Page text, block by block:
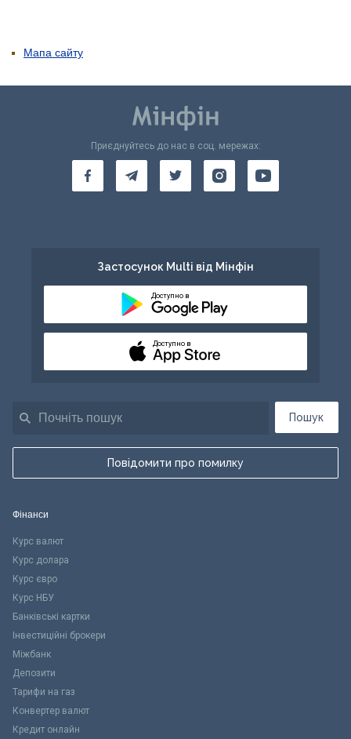
Мапа сайту
Пошук
Повідомити про помилку
Приєднуйтесь до нас в соц. мережах:
Застосунок Multi від Мінфін
Доступно в
Доступно в
Фінанси
Курс валют
Курс долара
Курс євро
Курс НБУ
Банківські картки
Інвестиційні брокери
Міжбанк
Депозити
Тарифи на газ
Конвертер валют
Кредит онлайн